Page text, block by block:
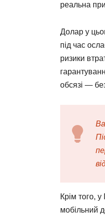
реальна
Долар у
під час
ризики
обсязі — без
Крім того,
мобільний